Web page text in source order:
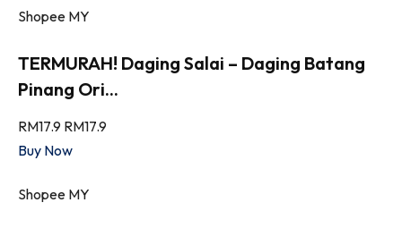
Shopee MY
TERMURAH! Daging Salai – Daging Batang
Pinang Ori...
RM17.9 RM17.9
Buy Now
Shopee MY